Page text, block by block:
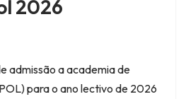
2026
admissão a academia de
para o ano lectivo de 2026